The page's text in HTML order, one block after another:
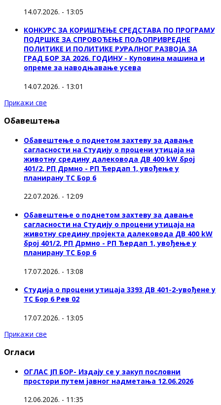
14.07.2026. - 13:05
КОНКУРС ЗА КОРИШЋЕЊЕ СРЕДСТАВА ПО ПРОГРАМУ
ПОДРШКЕ ЗА СПРОВОЂЕЊЕ ПОЉОПРИВРЕДНЕ
ПОЛИТИКЕ И ПОЛИТИКЕ РУРАЛНОГ РАЗВОЈА ЗА
ГРАД БОР ЗА 2026. ГОДИНУ - Куповина машина и
опреме за наводњавање усева
14.07.2026. - 13:01
Прикажи све
Обавештења
Обавештење о поднетом захтеву за давање
сагласности на Студију о процени утицаја на
животну средину далековода ДВ 400 kW број
401/2, РП Дрмно - РП Ђердап 1, увођење у
планирану ТС Бор 6
22.07.2026. - 12:09
Обавештење о поднетом захтеву за давање
сагласности на Студију о процени утицаја на
животну средину пројекта далековода ДВ 400 kW
број 401/2, РП Дрмно - РП Ђердап 1, увођење у
планирану ТС Бор 6
17.07.2026. - 13:08
Студија о процени утицаја 3393 ДВ 401-2-увођене у
ТС Бор 6 Рев 02
17.07.2026. - 13:05
Прикажи све
Огласи
ОГЛАС ЈП БОР- Издају се у закуп пословни
простори путем јавног надметања 12.06.2026
12.06.2026. - 11:35